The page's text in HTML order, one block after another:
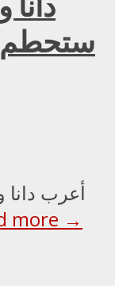
ستحطم
أعرب دانا
more →